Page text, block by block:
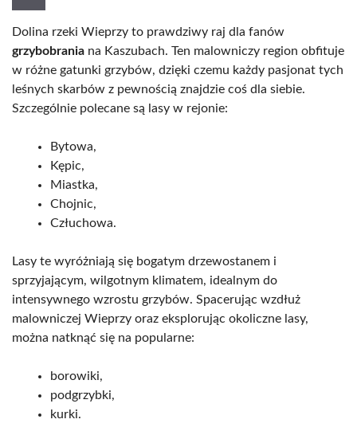
Dolina rzeki Wieprzy to prawdziwy raj dla fanów
grzybobrania na Kaszubach. Ten malowniczy region obfituje
w różne gatunki grzybów, dzięki czemu każdy pasjonat tych
leśnych skarbów z pewnością znajdzie coś dla siebie.
Szczególnie polecane są lasy w rejonie:
Bytowa,
Kępic,
Miastka,
Chojnic,
Człuchowa.
Lasy te wyróżniają się bogatym drzewostanem i
sprzyjającym, wilgotnym klimatem, idealnym do
intensywnego wzrostu grzybów. Spacerując wzdłuż
malowniczej Wieprzy oraz eksplorując okoliczne lasy,
można natknąć się na popularne:
borowiki,
podgrzybki,
kurki.